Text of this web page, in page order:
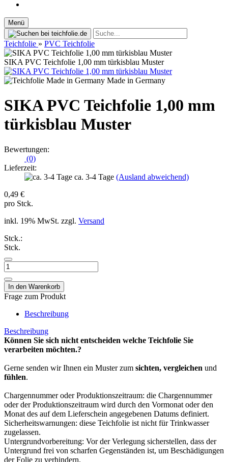
Menü
Teichfolie » PVC Teichfolie
SIKA PVC Teichfolie 1,00 mm türkisblau Muster
Made in Germany
SIKA PVC Teichfolie 1,00 mm
türkisblau Muster
Bewertungen:
(0)
Lieferzeit:
ca. 3-4 Tage (Ausland abweichend)
0,49 €
pro Stck.
inkl. 19% MwSt. zzgl. Versand
Stck.:
Stck.
Frage zum Produkt
Beschreibung
Beschreibung
Können Sie sich nicht entscheiden welche Teichfolie Sie
verarbeiten möchten.?
Gerne senden wir Ihnen ein Muster zum sichten, vergleichen und
fühlen.
Chargennummer oder Produktionszeitraum: die Chargennummer
oder der Produktionszeitraum wird durch den Vormonat oder den
Monat des auf dem Lieferschein angegebenen Datums definiert.
Sicherheitswarnungen: diese Teichfolie ist nicht für Trinkwasser
zugelassen.
Untergrundvorbereitung: Vor der Verlegung sicherstellen, dass der
Untergrund frei von scharfen Gegenständen ist, um Beschädigungen
der Folie zu verhindern.